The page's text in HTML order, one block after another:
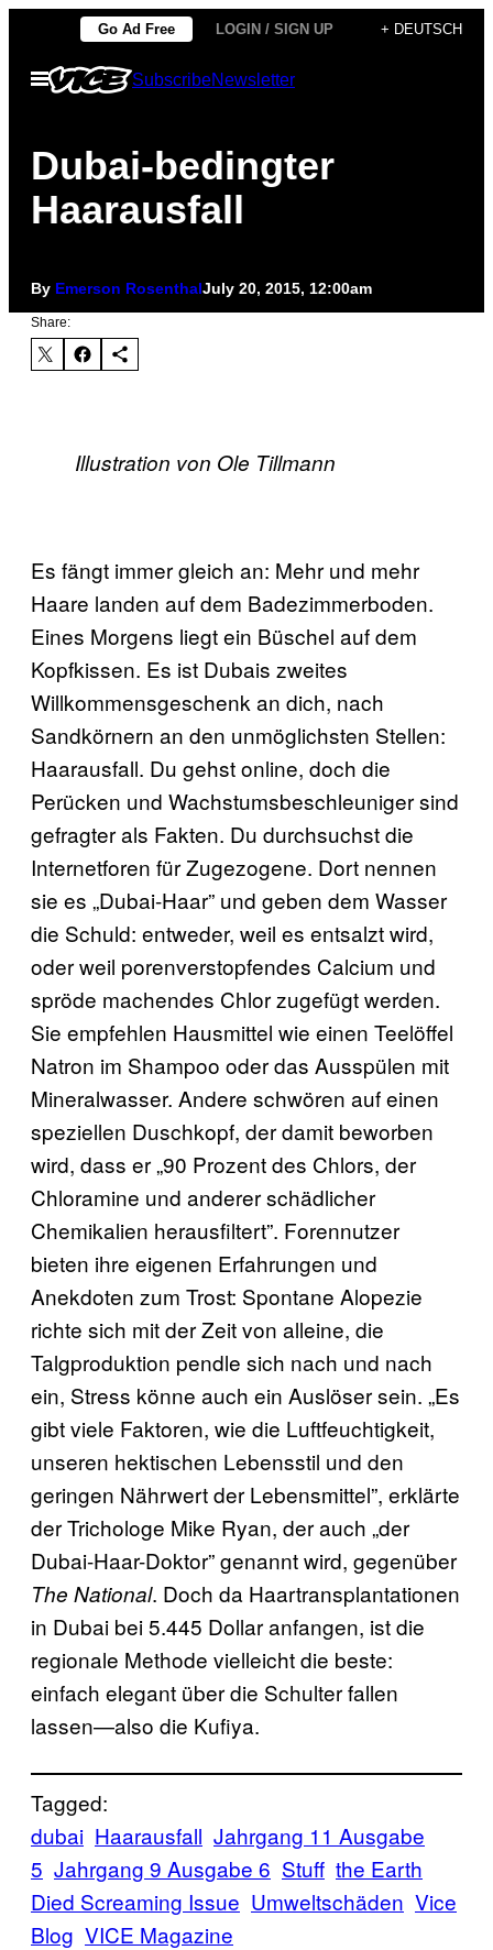
content
Go Ad Free LOGIN / SIGN UP + DEUTSCH
Open
Menu
SubscribeNewsletter
Dubai-bedingter
Haarausfall
By Emerson RosenthalJuly 20, 2015, 12:00am
Share:
Illustration von Ole Tillmann
Es fängt immer gleich an: Mehr und mehr
Haare landen auf dem Badezimmerboden.
Eines Morgens liegt ein Büschel auf dem
Kopfkissen. Es ist Dubais zweites
Willkommensgeschenk an dich, nach
Sandkörnern an den unmöglichsten Stellen:
Haarausfall. Du gehst online, doch die
Perücken und Wachstumsbeschleuniger sind
gefragter als Fakten. Du durchsuchst die
Internetforen für Zugezogene. Dort nennen
sie es „Dubai-Haar” und geben dem Wasser
die Schuld: entweder, weil es entsalzt wird,
oder weil porenverstopfendes Calcium und
spröde machendes Chlor zugefügt werden.
Sie empfehlen Hausmittel wie einen Teelöffel
Natron im Shampoo oder das Ausspülen mit
Mineralwasser. Andere schwören auf einen
speziellen Duschkopf, der damit beworben
wird, dass er „90 Prozent des Chlors, der
Chloramine und anderer schädlicher
Chemikalien herausfiltert”. Forennutzer
bieten ihre eigenen Erfahrungen und
Anekdoten zum Trost: Spontane Alopezie
richte sich mit der Zeit von alleine, die
Talgproduktion pendle sich nach und nach
ein, Stress könne auch ein Auslöser sein. „Es
gibt viele Faktoren, wie die Luftfeuchtigkeit,
unseren hektischen Lebensstil und den
geringen Nährwert der Lebensmittel”, erklärte
der Trichologe Mike Ryan, der auch „der
Dubai-Haar-Doktor” genannt wird, gegenüber
The National. Doch da Haartransplantationen
in Dubai bei 5.445 Dollar anfangen, ist die
regionale Methode vielleicht die beste:
einfach elegant über die Schulter fallen
lassen—also die Kufiya.
Tagged:
dubai Haarausfall Jahrgang 11 Ausgabe
5 Jahrgang 9 Ausgabe 6 Stuff the Earth
Died Screaming Issue Umweltschäden Vice
Blog VICE Magazine